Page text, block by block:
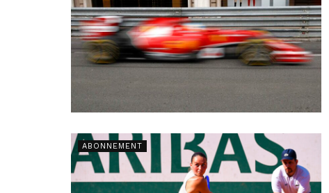
ABONNEMENT